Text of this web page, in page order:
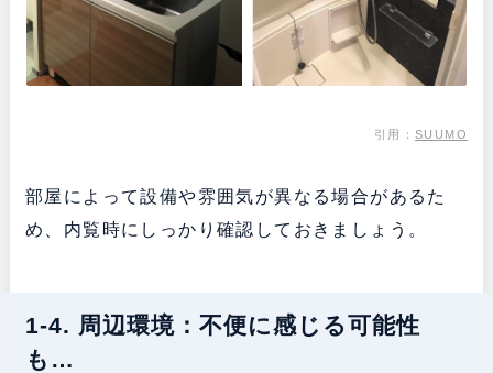
引用：SUUMO
部屋によって設備や雰囲気が異なる場合があるた
め、内覧時にしっかり確認しておきましょう。
1-4. 周辺環境：不便に感じる可能性
も…